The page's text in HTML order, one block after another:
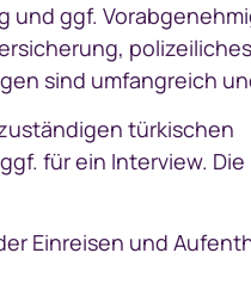
und ggf.
sind umfangreich
türkischen
für ein Interview. Die
Einreisen und